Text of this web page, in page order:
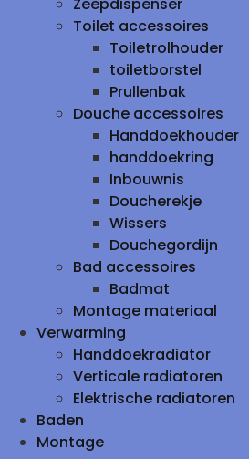
Toilet accessoires
Toiletrolhouder
toiletborstel
Prullenbak
Douche accessoires
Handdoekhouder
handdoekring
Inbouwnis
Doucherekje
Wissers
Douchegordijn
Bad accessoires
Badmat
Montage materiaal
Verwarming
Handdoekradiator
Verticale radiatoren
Elektrische radiatoren
Baden
Montage